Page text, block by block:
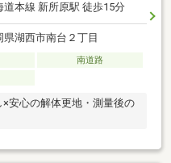
道本線 新所原駅 徒歩15分
県湖西市南台２丁目
南道路
安心の解体更地・測量後の